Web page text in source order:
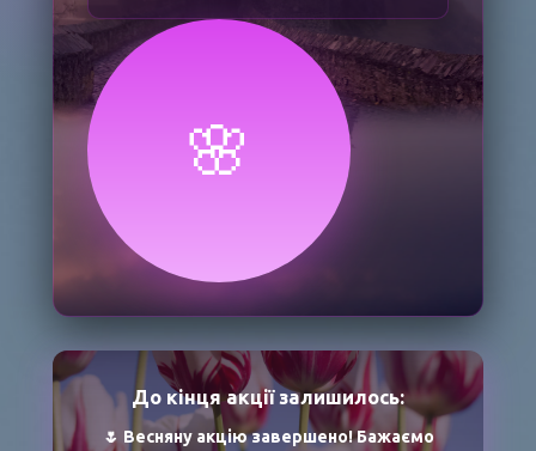
🌸
До кінця акції залишилось:
🌷 Весняну акцію завершено! Бажаємо